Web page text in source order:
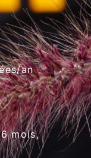
an
mois,